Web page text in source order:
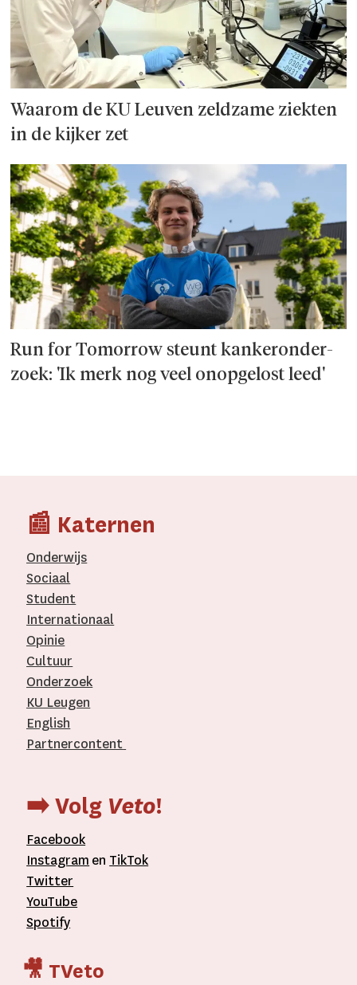
Waarom de KU Leuven zeldzame ziekten
in de kijker zet
Run for Tomorrow steunt kanker­onder­
zoek: 'Ik merk nog veel onopgelost leed'
📰 Katernen
Onderwijs
Sociaal
Student
Internationaal­
Opinie
Cultuur
Onderzoek
KU Leugen
English
Partnercontent
➡️ Volg Veto!
Facebook
Instagram en TikTok
Twitter
YouTube
Spotify
🎥 TVeto